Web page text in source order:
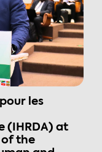
les
(IHRDA) at
of the